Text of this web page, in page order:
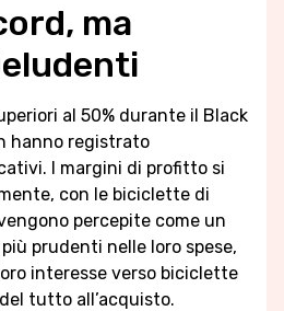
ma
al 50% durante il Black
hanno registrato
I margini di profitto si
con le biciclette di
percepite come un
prudenti nelle loro spese,
interesse verso biciclette
tutto all’acquisto.